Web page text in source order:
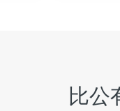
比公